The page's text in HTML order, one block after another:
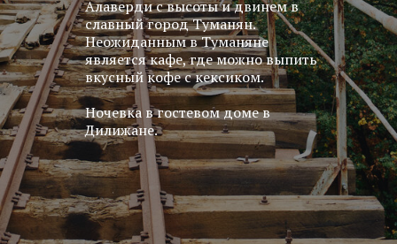
Алаверди с высоты и двинем в
славный город Туманян.
Неожиданным в Туманяне
является кафе, где можно выпить
вкусный кофе с кексиком.
Ночевка в гостевом доме в
Дилижане.